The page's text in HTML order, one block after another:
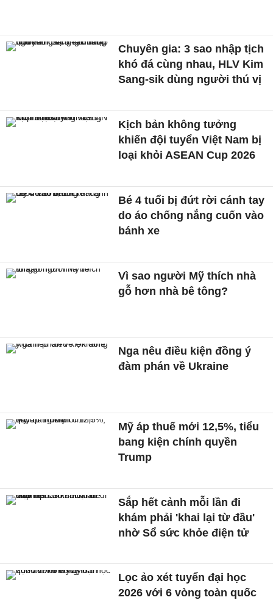
Chuyên gia: 3 sao nhập tịch
khó đá cùng nhau, HLV Kim
Sang-sik dùng người thú vị
Kịch bản không tưởng
khiến đội tuyển Việt Nam bị
loại khỏi ASEAN Cup 2026
Bé 4 tuổi bị đứt rời cánh tay
do áo chống nắng cuốn vào
bánh xe
Vì sao người Mỹ thích nhà
gỗ hơn nhà bê tông?
Nga nêu điều kiện đồng ý
đàm phán về Ukraine
Mỹ áp thuế mới 12,5%, tiểu
bang kiện chính quyền
Trump
Sắp hết cảnh mỗi lần đi
khám phải 'khai lại từ đầu'
nhờ Sổ sức khỏe điện tử
Lọc ảo xét tuyển đại học
2026 với 6 vòng toàn quốc